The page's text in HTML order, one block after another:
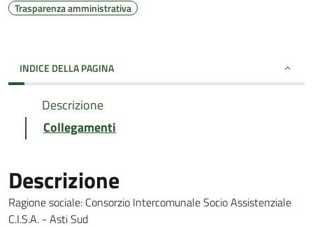
Trasparenza amministrativa
INDICE DELLA PAGINA
Descrizione
Collegamenti
Descrizione
Ragione sociale: Consorzio Intercomunale Socio Assistenziale
C.I.S.A. - Asti Sud